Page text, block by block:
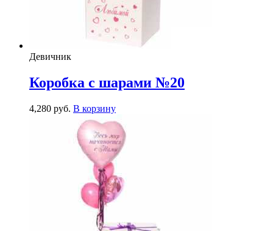
Девичник
Коробка с шарами №20
4,280 руб. В корзину